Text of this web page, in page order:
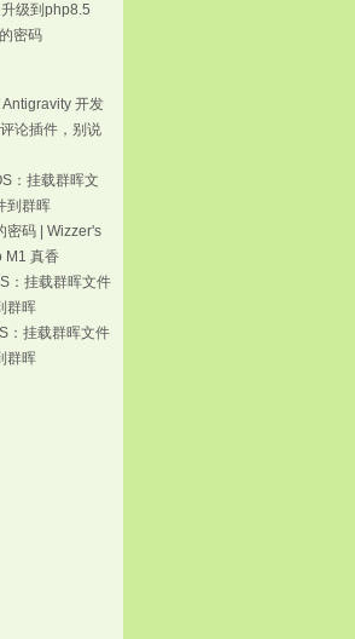
级到php8.5
密码
开发
论插件，别说
：挂载群晖文
到群晖
密码 | Wizzer's
M1 真香
：挂载群晖文件
群晖
：挂载群晖文件
群晖